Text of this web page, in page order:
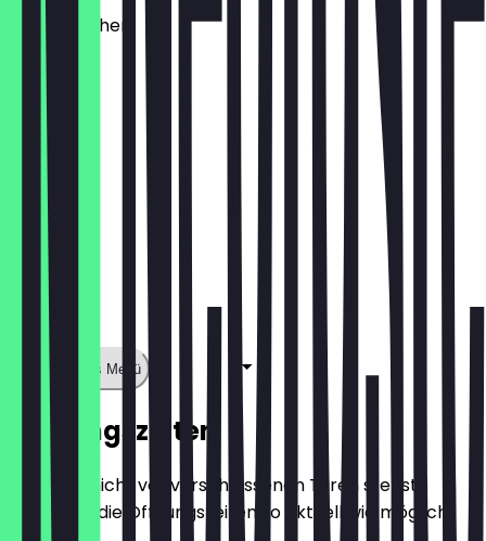
Käsebrötchen
1,60 €
Zeige ganzes Menü
Öffnungszeiten
Damit du nicht vor verschlossenen Türen stehst,
halten wir die Öffnungszeiten so aktuell wie möglich.